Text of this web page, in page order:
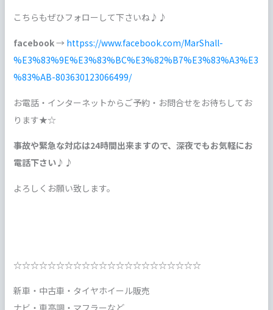
こちらもぜひフォローして下さいね♪♪
facebook→ httpss://www.facebook.com/MarShall-
%E3%83%9E%E3%83%BC%E3%82%B7%E3%83%A3%E3
%83%AB-803630123066499/
お電話・インターネットからご予約・お問合せをお待ちしてお
ります★☆
事故や緊急な対応は24時間出来ますので、深夜でもお気軽にお
電話下さい♪♪
よろしくお願い致します。
☆☆☆☆☆☆☆☆☆☆☆☆☆☆☆☆☆☆☆☆☆☆
新車・中古車・タイヤホイール販売
ナビ・車高調・マフラーなど